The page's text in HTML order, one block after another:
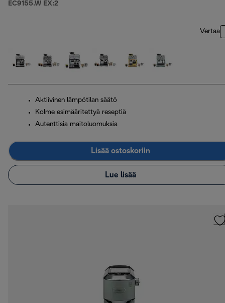
EC9155.W EX:2
Vertaa
Aktiivinen lämpötilan säätö
Kolme esimääritettyä reseptiä
Autenttisia maitoluomuksia
Lisää ostoskoriin
Lue lisää